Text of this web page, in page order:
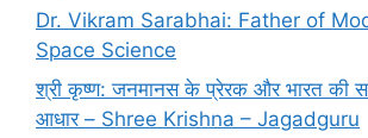
Dr. Vikram Sarabhai: Father of
Space Science
श्री कृष्ण: जनमानस के प्रेरक और भारत की
आधार – Shree Krishna – Jagadguru